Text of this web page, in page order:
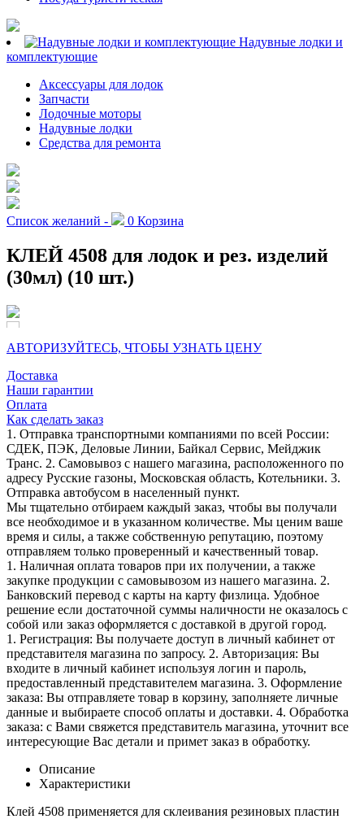
Надувные лодки и
комплектующие
Аксессуары для лодок
Запчасти
Лодочные моторы
Надувные лодки
Средства для ремонта
Список желаний - 0 Корзина
КЛЕЙ 4508 для лодок и рез. изделий
(30мл) (10 шт.)
АВТОРИЗУЙТЕСЬ, ЧТОБЫ УЗНАТЬ ЦЕНУ
Доставка
Наши гарантии
Оплата
Как сделать заказ
1. Отправка транспортными компаниями по всей России:
СДЕК, ПЭК, Деловые Линии, Байкал Сервис, Мейджик
Транс. 2. Самовывоз с нашего магазина, расположенного по
адресу Русские газоны, Московская область, Котельники. 3.
Отправка автобусом в населенный пункт.
Мы тщательно отбираем каждый заказ, чтобы вы получали
все необходимое и в указанном количестве. Мы ценим ваше
время и силы, а также собственную репутацию, поэтому
отправляем только проверенный и качественный товар.
1. Наличная оплата товаров при их получении, а также
закупке продукции с самовывозом из нашего магазина. 2.
Банковский перевод с карты на карту физлица. Удобное
решение если достаточной суммы наличности не оказалось с
собой или заказ оформляется с доставкой в другой город.
1. Регистрация: Вы получаете доступ в личный кабинет от
представителя магазина по запросу. 2. Авторизация: Вы
входите в личный кабинет используя логин и пароль,
предоставленный представителем магазина. 3. Оформление
заказа: Вы отправляете товар в корзину, заполняете личные
данные и выбираете способ оплаты и доставки. 4. Обработка
заказа: с Вами свяжется представитель магазина, уточнит все
интересующие Вас детали и примет заказ в обработку.
Описание
Характеристики
Клей 4508 применяется для склеивания резиновых пластин